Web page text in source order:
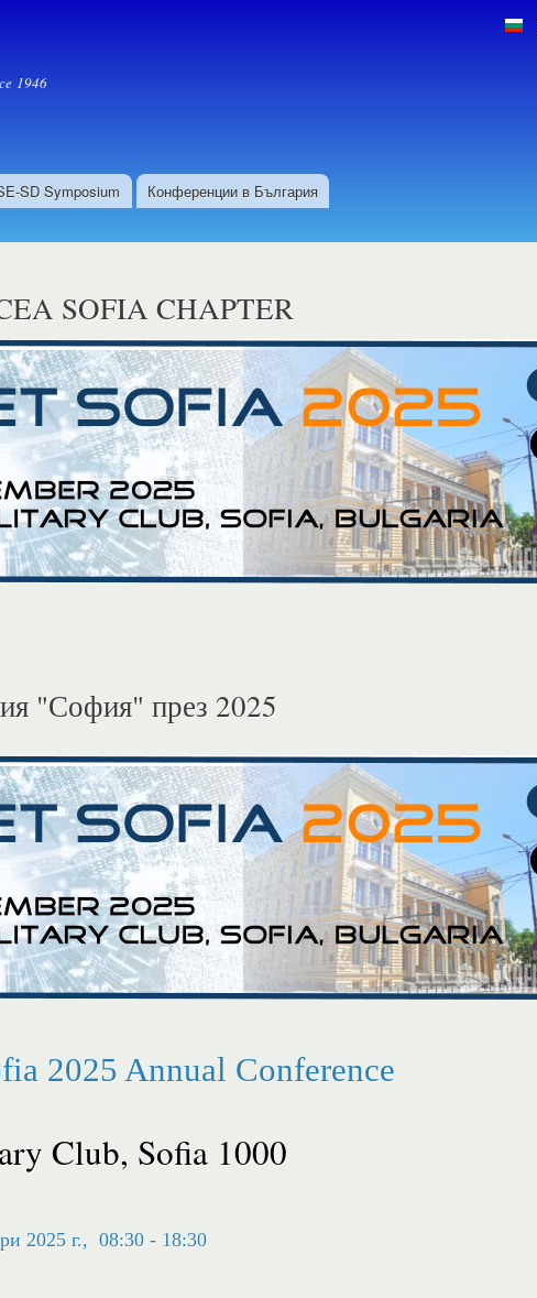
1946
SD Symposium
Конференции в България
SOFIA CHAPTER
"София" през 2025
2025 Annual Conference
Club, Sofia 1000
2025 г., 08:30 - 18:30